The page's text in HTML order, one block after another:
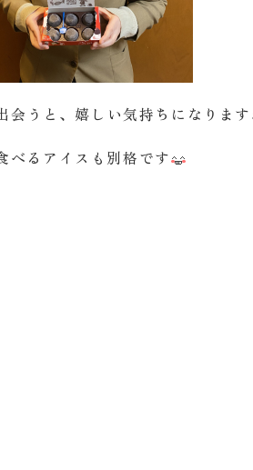
会うと、嬉しい気持ちになります
べるアイスも別格です